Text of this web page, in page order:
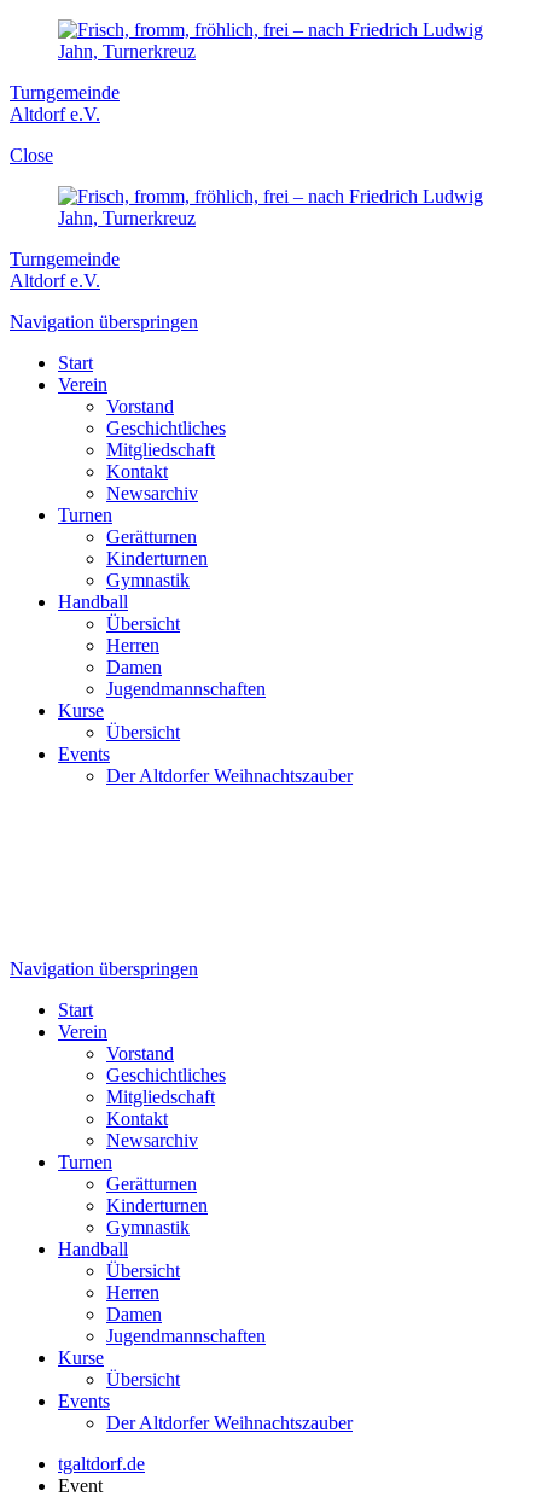
Turngemeinde
Altdorf e.V.
Close
Turngemeinde
Altdorf e.V.
Navigation überspringen
Start
Verein
Vorstand
Geschichtliches
Mitgliedschaft
Kontakt
Newsarchiv
Turnen
Gerätturnen
Kinderturnen
Gymnastik
Handball
Übersicht
Herren
Damen
Jugendmannschaften
Kurse
Übersicht
Events
Der Altdorfer Weihnachtszauber
Navigation überspringen
Start
Verein
Vorstand
Geschichtliches
Mitgliedschaft
Kontakt
Newsarchiv
Turnen
Gerätturnen
Kinderturnen
Gymnastik
Handball
Übersicht
Herren
Damen
Jugendmannschaften
Kurse
Übersicht
Events
Der Altdorfer Weihnachtszauber
tgaltdorf.de
Event